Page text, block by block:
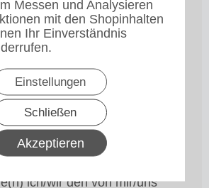
Messen und Analysieren
mit den Shopinhalten
Ihr Einverständnis
Einstellungen
Schließen
Akzeptieren
Service,
Müllenmeister,
Feuser-Str. 22,
Elsdorf,
0 22 71 67 03 53,
service.de
ich/wir den von mir/uns